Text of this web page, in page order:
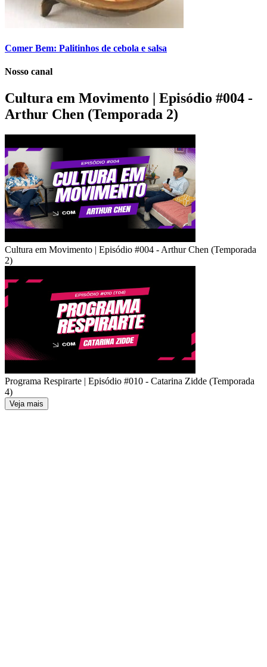
Comer Bem: Palitinhos de cebola e salsa
Nosso canal
Cultura em Movimento | Episódio #004 -
Arthur Chen (Temporada 2)
Cultura em Movimento | Episódio #004 - Arthur Chen (Temporada
2)
Programa Respirarte | Episódio #010 - Catarina Zidde (Temporada
4)
Veja mais